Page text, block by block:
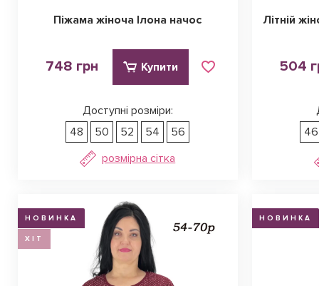
Піжама жіноча Ілона начос
748 грн Купити
Доступні розміри:
48
50 52 54
56
розмірна сітка
Літній
504
46
НОВИНКА
ХІТ
НОВИНКА